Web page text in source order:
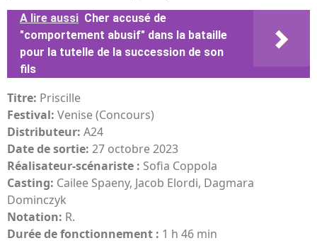
A lire aussi Cher accusé de
"comportement abusif" dans la bataille
pour la tutelle de la succession de son
fils
Titre: Priscille
Festival: Venise (Concours)
Distributeur: A24
Date de sortie: 27 octobre 2023
Réalisateur-scénariste : Sofia Coppola
Casting: Cailee Spaeny, Jacob Elordi, Dagmara
Dominczyk
Notation: R.
Durée de fonctionnement : 1 h 46 min